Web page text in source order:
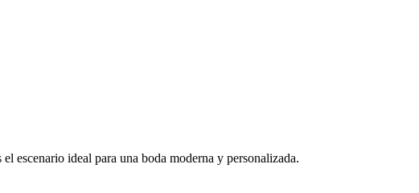
escenario ideal para una boda moderna y personalizada.